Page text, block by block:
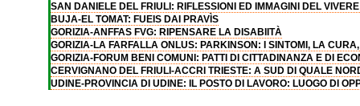
SAN DANIELE DEL FRIULI: RIFLESSIONI ED IMMAGINI DEL VIVERE
BUJA-EL TOMAT: FUEIS DAI PRAVÌS
GORIZIA-ANFFAS FVG: RIPENSARE LA DISABIITÀ
GORIZIA-LA FARFALLA ONLUS: PARKINSON: I SINTOMI, LA
GORIZIA-FORUM BENI COMUNI: PATTI DI CITTADINANZA E DI
CERVIGNANO DEL FRIULI-ACCRI TRIESTE: A SUD DI QUALE
UDINE-PROVINCIA DI UDINE: IL POSTO DI LAVORO: LUOGO DI